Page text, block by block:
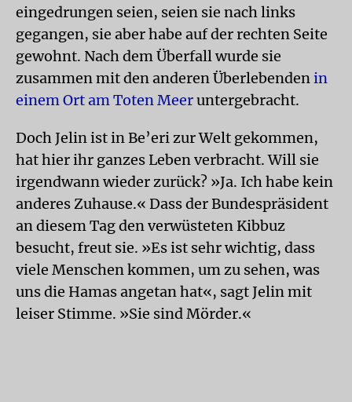
eingedrungen seien, seien sie nach links
gegangen, sie aber habe auf der rechten Seite
gewohnt. Nach dem Überfall wurde sie
zusammen mit den anderen Überlebendenin
einem Ort am Toten Meeruntergebracht.
Doch Jelin ist in Be’eri zur Welt gekommen,
hat hier ihr ganzes Leben verbracht. Will sie
irgendwann wieder zurück? »Ja. Ich habe kein
anderes Zuhause.« Dass der Bundespräsident
an diesem Tag den verwüsteten Kibbuz
besucht, freut sie. »Es ist sehr wichtig, dass
viele Menschen kommen, um zu sehen, was
uns die Hamas angetan hat«, sagt Jelin mit
leiser Stimme. »Sie sind Mörder.«